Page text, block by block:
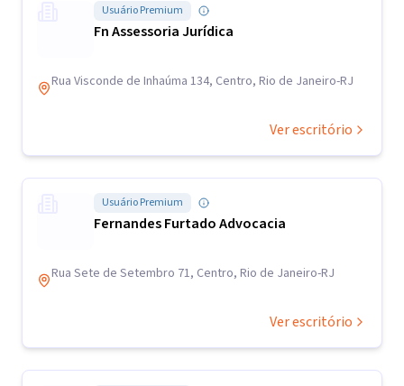
Usuário Premium
Fn Assessoria Jurídica
Rua Visconde de Inhaúma 134, Centro, Rio de Janeiro-RJ
Ver escritório
Usuário Premium
Fernandes Furtado Advocacia
Rua Sete de Setembro 71, Centro, Rio de Janeiro-RJ
Ver escritório